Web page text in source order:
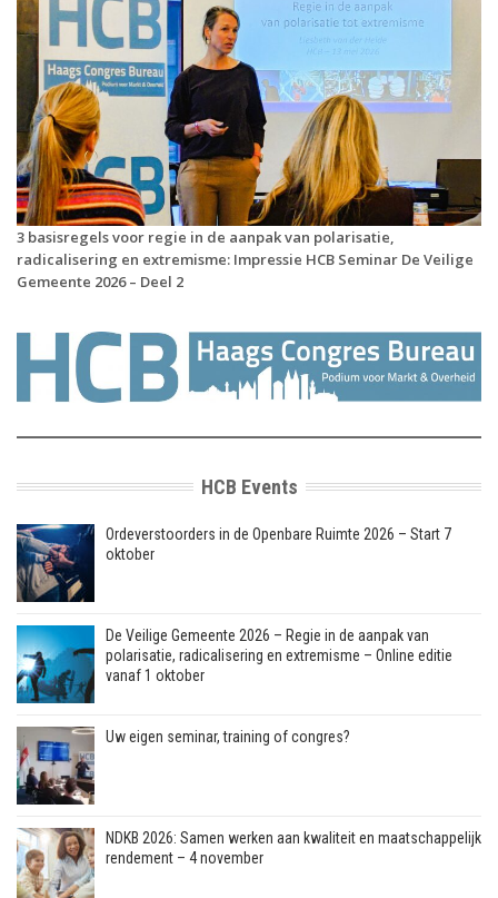
3 basisregels voor regie in de aanpak van polarisatie,
radicalisering en extremisme: Impressie HCB Seminar De Veilige
Gemeente 2026 – Deel 2
HCB Events
Ordeverstoorders in de Openbare Ruimte 2026 – Start 7
oktober
De Veilige Gemeente 2026 – Regie in de aanpak van
polarisatie, radicalisering en extremisme – Online editie
vanaf 1 oktober
Uw eigen seminar, training of congres?
NDKB 2026: Samen werken aan kwaliteit en maatschappelijk
rendement – 4 november